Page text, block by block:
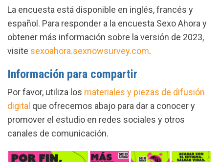
La encuesta está disponible en inglés, francés y
español. Para responder a la encuesta Sexo Ahora y
obtener más información sobre la versión de 2023,
visite sexoahora.sexnowsurvey.com.
Información para compartir
Por favor, utiliza los materiales y piezas de difusión
digital que ofrecemos abajo para dar a conocer y
promover el estudio en redes sociales y otros
canales de comunicación.